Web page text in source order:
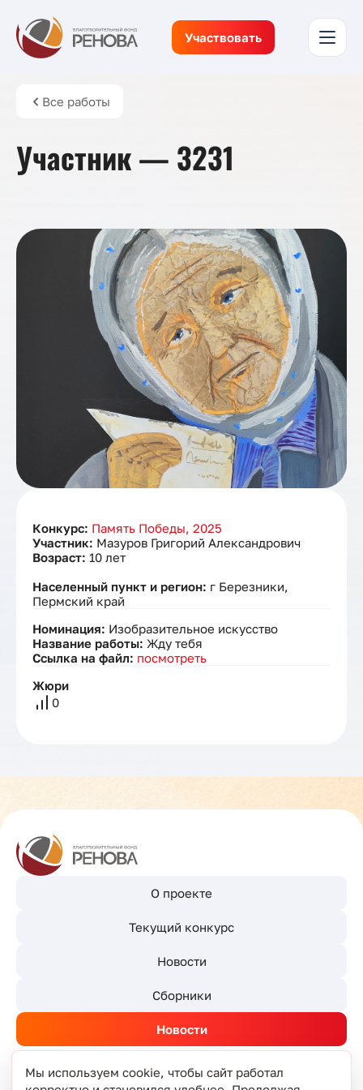
Участвовать
Все работы
Участник — 3231
Конкурс: Память Победы, 2025
Участник: Мазуров Григорий Александрович
Возраст: 10 лет
Населенный пункт и регион: г Березники,
Пермский край
Номинация: Изобразительное искусство
Название работы: Жду тебя
Ссылка на файл: посмотреть
Жюри
0
О проекте
Текущий конкурс
Новости
Сборники
Новости
Мы используем cookie, чтобы сайт работал